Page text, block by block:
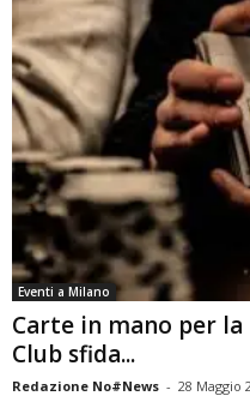
Eventi a Milano
Carte in mano per
Club sfida...
Redazione No#News - 28 Maggio